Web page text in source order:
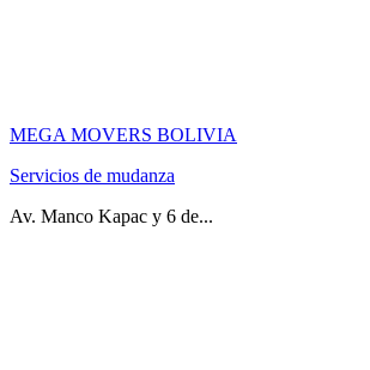
MEGA MOVERS BOLIVIA
Servicios de mudanza
Av. Manco Kapac y 6 de...